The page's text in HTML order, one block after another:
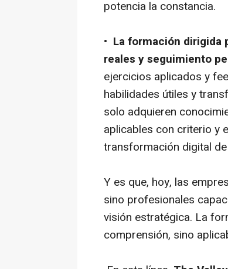
potencia la constancia.
• La formación dirigida
reales y seguimiento
ejercicios aplicados y
habilidades útiles y
solo adquieren
aplicables con criterio y
transformación digital
Y es que, hoy, las
sino profesionales
visión estratégica. La
comprensión, sino